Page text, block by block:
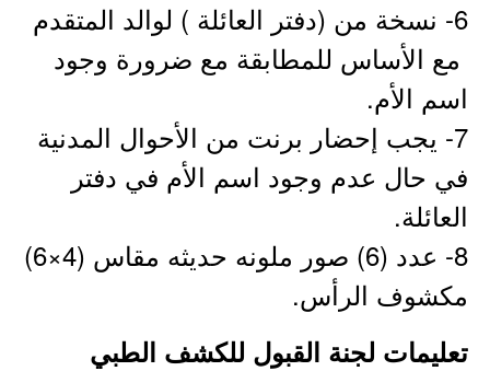
6- نسخة من (دفتر العائلة ) لوالد المتقدم
مع الأساس للمطابقة مع ضرورة وجود
اسم الأم.
7- يجب إحضار برنت من الأحوال المدنية
في حال عدم وجود اسم الأم في دفتر
العائلة.
8- عدد (6) صور ملونه حديثه مقاس (4×6)
مكشوف الرأس.
تعليمات لجنة القبول للكشف الطبي